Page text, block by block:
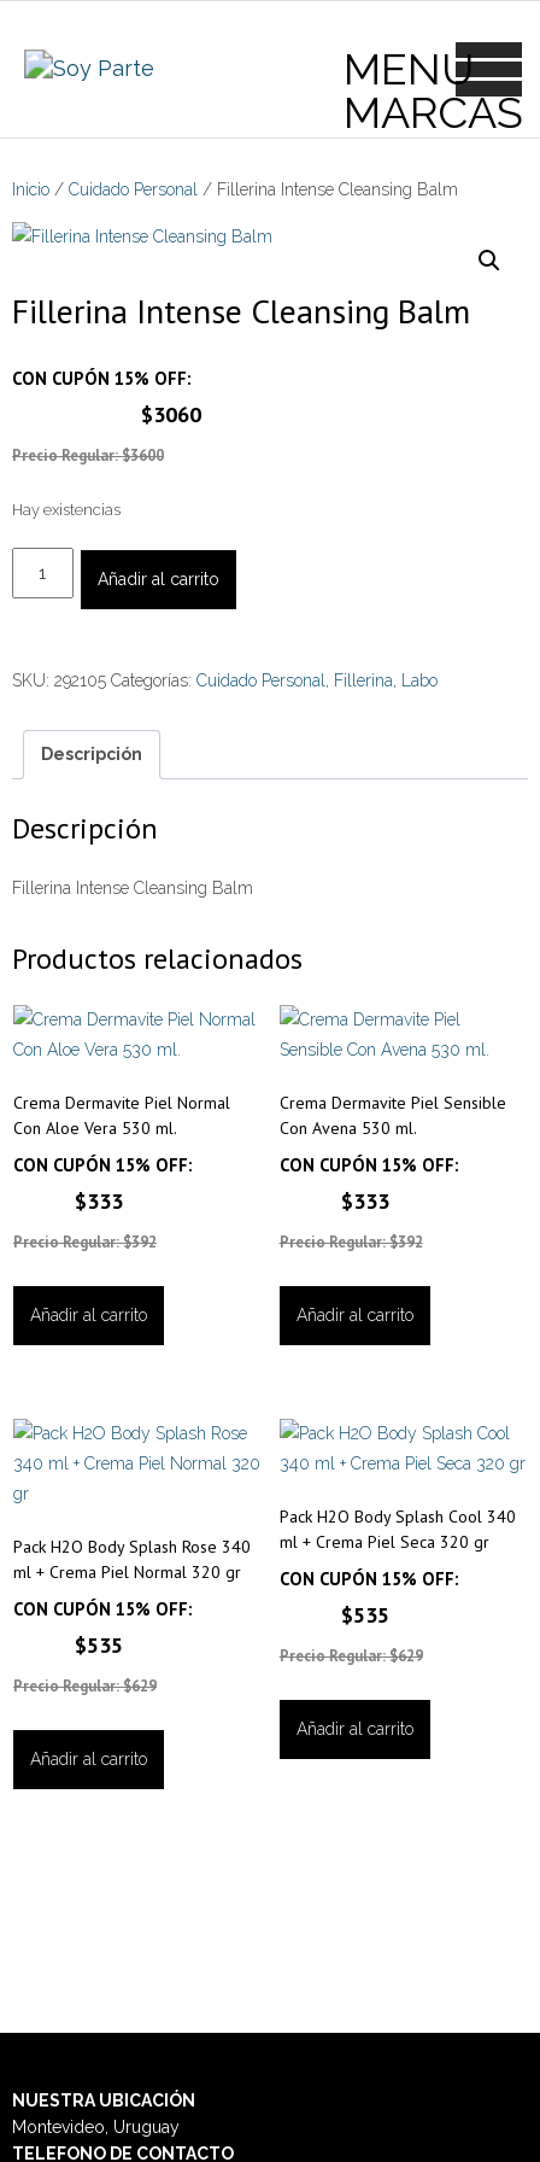
content
Inicio / Cuidado Personal / Fillerina Intense Cleansing Balm
Fillerina Intense Cleansing Balm
CON CUPÓN 15% OFF:
$3060
Precio Regular: $3600
Hay existencias
cantidad
Añadir al carrito
SKU: 292105 Categorías: Cuidado Personal Fillerina Labo
Descripción
Descripción
Fillerina Intense Cleansing Balm
Productos relacionados
Crema Dermavite Piel Normal
Con Aloe Vera 530 ml.
CON CUPÓN 15% OFF:
$333
Precio Regular: $392
Añadir al carrito
Crema Dermavite Piel Sensible
Con Avena 530 ml.
CON CUPÓN 15% OFF:
$333
Precio Regular: $392
Añadir al carrito
Pack H2O Body Splash Rose 340
ml + Crema Piel Normal 320 gr
CON CUPÓN 15% OFF:
$535
Precio Regular: $629
Añadir al carrito
Pack H2O Body Splash Cool 340
ml + Crema Piel Seca 320 gr
CON CUPÓN 15% OFF:
$535
Precio Regular: $629
Añadir al carrito
NUESTRAUBICACIÓN
Montevideo, Uruguay
TELEFONO DE CONTACTO